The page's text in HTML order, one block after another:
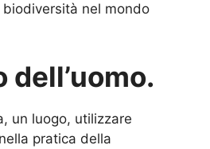
nel mondo
un luogo, utilizzare
pratica della